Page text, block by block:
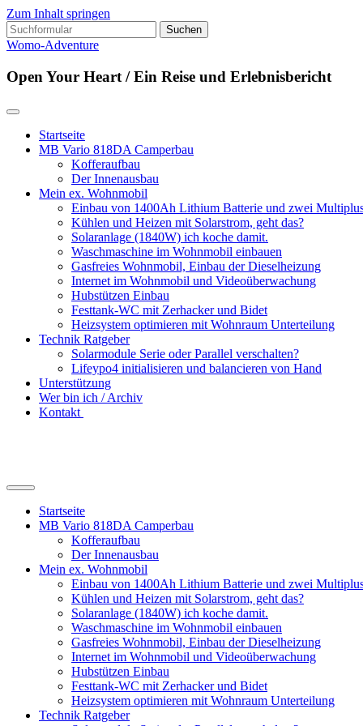
Zum Inhalt springen
Suchen
nach:
Womo-Adventure
Open Your Heart / Ein Reise und Erlebnisbericht
Startseite
MB Vario 818DA Camperbau
Kofferaufbau
Der Innenausbau
Mein ex. Wohnmobil
Einbau von 1400Ah Lithium Batterie und zwei
Kühlen und Heizen mit Solarstrom, geht das?
Solaranlage (1840W) ich koche damit.
Waschmaschine im Wohnmobil einbauen
Gasfreies Wohnmobil, Einbau der Dieselheizung
Internet im Wohnmobil und Videoüberwachung
Hubstützen Einbau
Festtank-WC mit Zerhacker und Bidet
Heizsystem optimieren mit Wohnraum Unterteilung
Technik Ratgeber
Solarmodule Serie oder Parallel verschalten?
Lifeypo4 initialisieren und balancieren von Hand
Unterstützung
Wer bin ich / Archiv
Kontakt
Suchfeld
ein-/ausblenden
Startseite
MB Vario 818DA Camperbau
Kofferaufbau
Der Innenausbau
Mein ex. Wohnmobil
Einbau von 1400Ah Lithium Batterie und zwei
Kühlen und Heizen mit Solarstrom, geht das?
Solaranlage (1840W) ich koche damit.
Waschmaschine im Wohnmobil einbauen
Gasfreies Wohnmobil, Einbau der Dieselheizung
Internet im Wohnmobil und Videoüberwachung
Hubstützen Einbau
Festtank-WC mit Zerhacker und Bidet
Heizsystem optimieren mit Wohnraum Unterteilung
Technik Ratgeber